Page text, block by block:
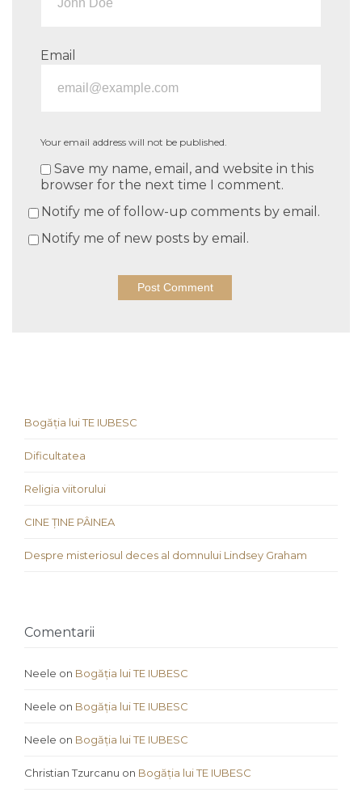
Email
Your email address will not be published.
Save my name, email, and website in this
browser for the next time I comment.
Notify me of follow-up comments by email.
Notify me of new posts by email.
Bogăția lui TE IUBESC
Dificultatea
Religia viitorului
CINE ȚINE PÂINEA
Despre misteriosul deces al domnului Lindsey Graham
Comentarii
Neele on Bogăția lui TE IUBESC
Neele on Bogăția lui TE IUBESC
Neele on Bogăția lui TE IUBESC
Christian Tzurcanu on Bogăția lui TE IUBESC